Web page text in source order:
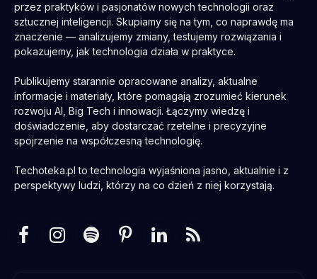
przez praktyków i pasjonatów nowych technologii oraz
sztucznej inteligencji. Skupiamy się na tym, co naprawdę ma
znaczenie — analizujemy zmiany, testujemy rozwiązania i
pokazujemy, jak technologia działa w praktyce.
Publikujemy starannie opracowane analizy, aktualne
informacje i materiały, które pomagają zrozumieć kierunek
rozwoju AI, Big Tech i innowacji. Łączymy wiedzę i
doświadczenie, aby dostarczać rzetelne i precyzyjne
spojrzenie na współczesną technologię.
Techoteka.pl to technologia wyjaśniona jasno, aktualnie i z
perspektywy ludzi, którzy na co dzień z niej korzystają.
FacebookInstagramSpotifyPinterestLinkedInRSS